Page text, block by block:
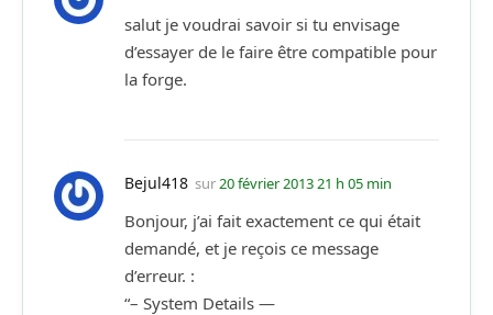
salut je voudrai savoir si tu envisage
d’essayer de le faire être compatible pour
la forge.
Bejul418 sur20 février 2013 21 h 05 min
Bonjour, j’ai fait exactement ce qui était
demandé, et je reçois ce message
d’erreur. :
“– System Details —